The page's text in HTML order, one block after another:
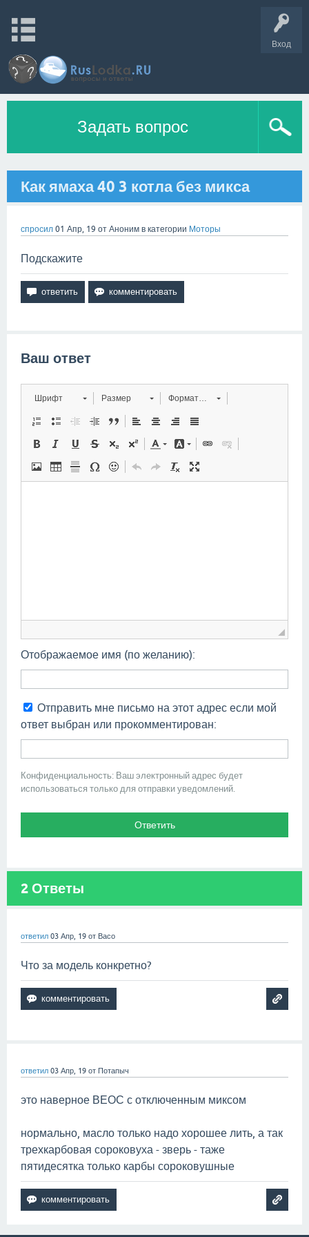
Вход
Задать вопрос
Как ямаха 40 3 котла без микса
спросил 01 Апр, 19 от Аноним в категории Моторы
Подскажите
Ваш ответ
Шрифт Размер
Отображаемое имя (по желанию):
Отправить мне письмо на этот адрес если мой
ответ выбран или прокомментирован:
Конфиденциальность: Ваш электронный адрес будет
использоваться только для отправки уведомлений.
2 Ответы
ответил 03 Апр, 19 от Васо
Что за модель конкретно?
ответил 03 Апр, 19 от Потапыч
это наверное ВЕОС с отключенным миксом
нормально, масло только надо хорошее лить, а так
трехкарбовая сороковуха - зверь - таже
пятидесятка только карбы сороковушные